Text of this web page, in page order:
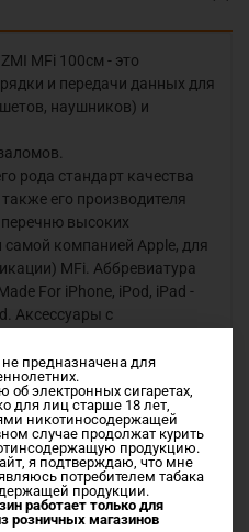
MFi 100см - это
и передачи данных для
наушников) и
рода стандарт качества
его производителя
высоких
компанией Apple, для
MFi. Аббревиатура
For iPhone, iPod, iPad -
Аксессуары с
проверяются на
Xiaomi ZMI MFi 100см в
магазинах, а так же в
заказа через СДЭК или
предназначена для
электронных сигаретах,
для лиц старше 18 лет,
никотиносодержащей
случае продолжат курить
продукцию.
я подтверждаю, что мне
потребителем табака
продукции.
работает только для
розничных магазинов